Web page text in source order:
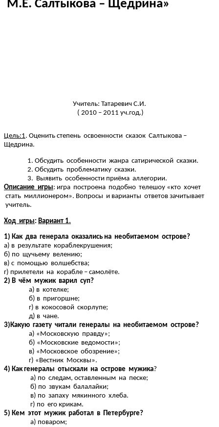
М.Е. Салтыкова – Щедрина»
Учитель: Татаревич С.И.
( 2010 – 2011 уч.год.)
Цель:1. Оценить степень освоенности сказок Салтыкова –
Щедрина.
Обсудить особенности жанра сатирической сказки.
Обсудить проблематику сказки.
Выявить особенности приёма аллегории.
Описание игры: игра построена подобно телешоу «кто хочет
стать миллионером». Вопросы и варианты ответов зачитывает
учитель.
Ход игры: Вариант 1.
1) Как два генерала оказались на необитаемом острове?
а) в результате кораблекрушения;
б) по щучьему велению;
в) с помощью волшебства;
г) прилетели на корабле – самолёте.
2) В чём мужик варил суп?
а) в котелке;
б) в пригоршне;
г) в кокосовой скорлупе;
д) в чане.
3)Какую газету читали генералы на необитаемом острове?
а) «Московскую правду»;
б) «Московские ведомости»;
в) «Московское обозрение»;
г) «Вестник Москвы».
4) Как генералы отыскали на острове мужика?
а) по следам, оставленным на песке;
б) по звукам балалайки;
в) по запаху мякинного хлеба.
г) по его крикам.
5) Кем этот мужик работал в Петербурге?
а) поваром;